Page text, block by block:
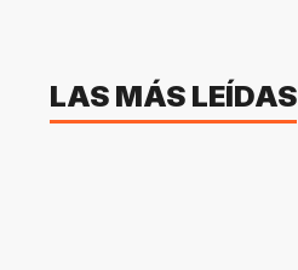
LAS MÁS LEÍDAS